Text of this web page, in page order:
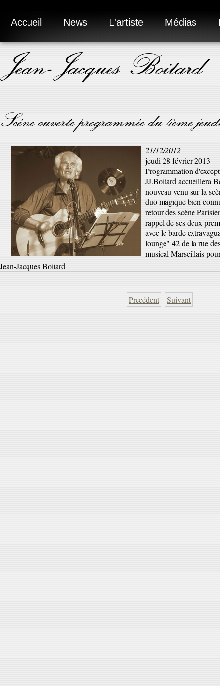
Accueil News L'artiste Médias
Jean-Jacques Boitard
Scéne ouverte programmée du 4ème
21/12/2012
jeudi 28 février 2013
Programmation
JJ.Boitard accueillera
nouveau venu sur la
duo magique bien
retour des scène
rappel de ses deux
avec le barde
lounge" 42 de la rue
musical Marseillais
Jean-Jacques Boitard
Précédent Suivant